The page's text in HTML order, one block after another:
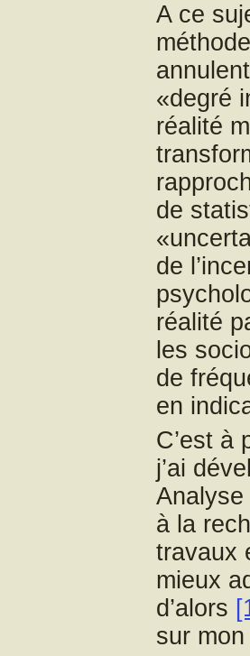
A ce
«degré
réalité
de
de
réalité
les
de
en
C’est à
j’ai
à la
travaux
mieux
d’alors
sur